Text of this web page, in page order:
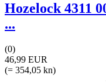
Hozelock 4311
...
(0)
46,99 EUR
(= 354,05 kn)